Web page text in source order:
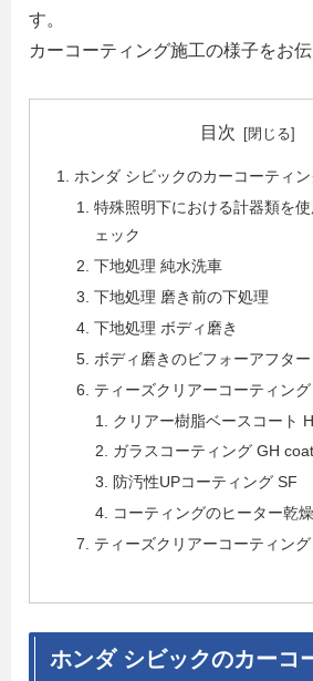
す。
カーコーティング施工の様子をお伝
目次
ホンダ シビックのカーコーティ
特殊照明下における計器類を
ェック
下地処理 純水洗車
下地処理 磨き前の下処理
下地処理 ボディ磨き
ボディ磨きのビフォーアフター
ティーズクリアーコーティン
クリアー樹脂ベースコート
ガラスコーティング GH coat
防汚性UPコーティング SF
コーティングのヒーター乾燥
ティーズクリアーコーティン
ホンダ シビックのカーコ